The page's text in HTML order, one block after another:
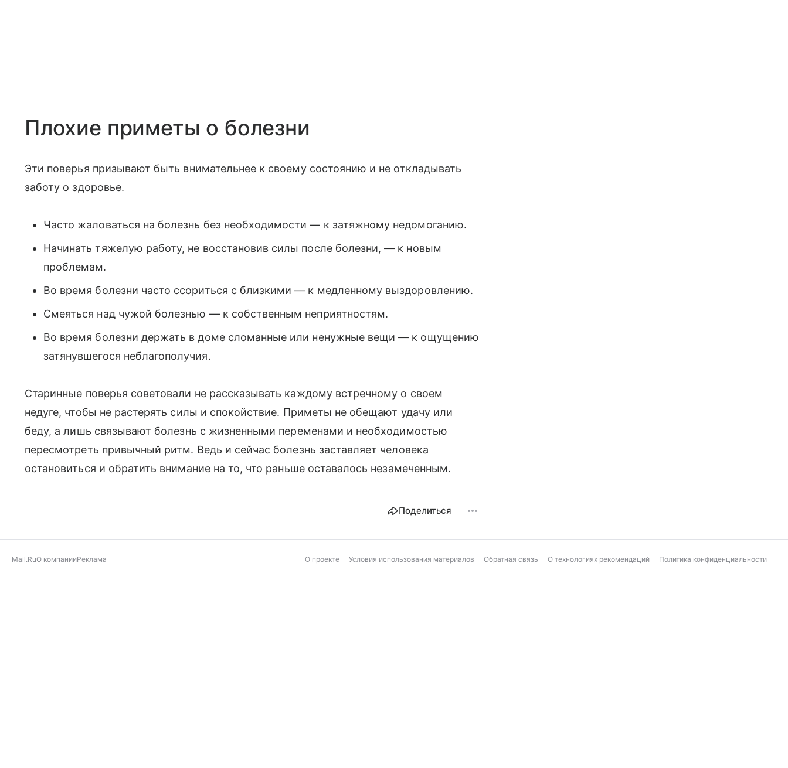
Плохие приметы о болезни
Эти поверья призывают быть внимательнее к своему состоянию и не откладывать
заботу о здоровье.
Часто жаловаться на болезнь без необходимости — к затяжному недомоганию.
Начинать тяжелую работу, не восстановив силы после болезни, — к новым
проблемам.
Во время болезни часто ссориться с близкими — к медленному выздоровлению.
Смеяться над чужой болезнью — к собственным неприятностям.
Во время болезни держать в доме сломанные или ненужные вещи — к ощущению
затянувшегося неблагополучия.
Старинные поверья советовали не рассказывать каждому встречному о своем
недуге, чтобы не растерять силы и спокойствие. Приметы не обещают удачу или
беду, а лишь связывают болезнь с жизненными переменами и необходимостью
пересмотреть привычный ритм. Ведь и сейчас болезнь заставляет человека
остановиться и обратить внимание на то, что раньше оставалось незамеченным.
Поделиться
Mail.RuО компанииРеклама О проекте Условия использования материалов Обратная связь О технологиях рекомендаций Политика конфиденциальности